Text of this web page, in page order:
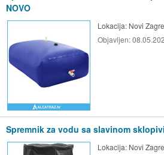
NOVO
Lokacija: Novi
Objavljen:
Spremnik za vodu sa slavinom
Lokacija: Novi